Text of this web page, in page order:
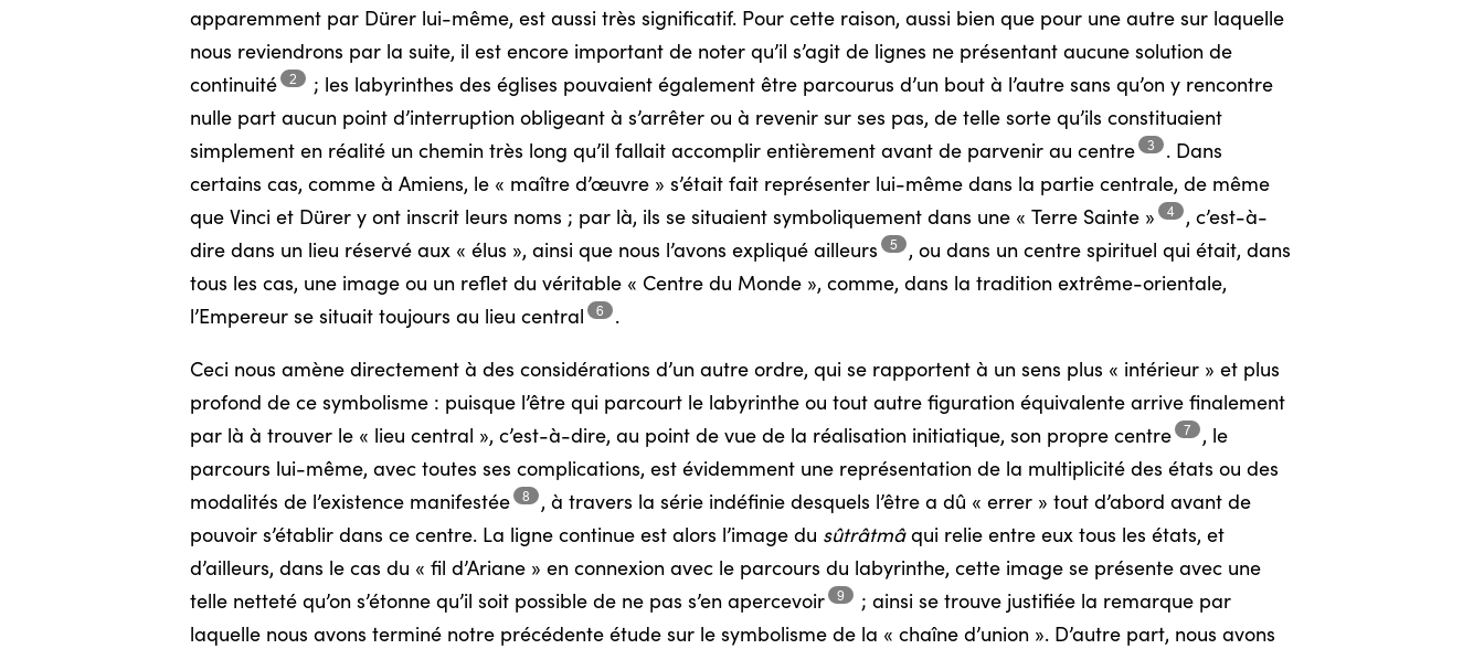
apparemment par Dürer lui-même, est aussi très significatif. Pour cette raison, aussi bien que pour une autre sur laquelle
nous reviendrons par la suite, il est encore important de noter qu’il s’agit de lignes ne présentant aucune solution de
continuité
2 ; les labyrinthes des églises pouvaient également être parcourus d’un bout à l’autre sans qu’on y rencontre
nulle part aucun point d’interruption obligeant à s’arrêter ou à revenir sur ses pas, de telle sorte qu’ils constituaient
simplement en réalité un chemin très long qu’il fallait accomplir entièrement avant de parvenir au centre 3 .Dans
certains cas, comme à Amiens, le « maître d’œuvre » s’était fait représenter lui-même dans la partie centrale, de même
que Vinci et Dürer y ont inscrit leurs noms ; par là, ils se situaient symboliquement dans une « Terre Sainte » 4 , c’est-à-
dire dans un lieu réservé aux « élus », ainsi que nous l’avons expliqué ailleurs 5 , ou dans un centre spirituel qui était, dans
tous les cas, une image ou un reflet du véritable « Centre du Monde », comme, dans la tradition extrême-orientale,
l’Empereur se situait toujours au lieu central 6 .
Ceci nous amène directement à des considérations d’un autre ordre, qui se rapportent à un sens plus « intérieur » et plus
profond de ce symbolisme : puisque l’être qui parcourt le labyrinthe ou tout autre figuration équivalente arrive finalement
par là à trouver le « lieu central », c’est-à-dire, au point de vue de la réalisation initiatique, son propre centre 7 , le
parcours lui-même, avec toutes ses complications, est évidemment une représentation de la multiplicité des états ou des
modalités de l’existence manifestée 8 , à travers la série indéfinie desquels l’être a dû « errer » tout d’abord avant de
pouvoir s’établir dans ce centre. La ligne continue est alors l’image du sûtrâtmâqui relie entre eux tous les états, et
d’ailleurs, dans le cas du « fil d’Ariane » en connexion avec le parcours du labyrinthe, cette image se présente avec une
telle netteté qu’on s’étonne qu’il soit possible de ne pas s’en apercevoir 9 ; ainsi se trouve justifiée la remarque par
laquelle nous avons terminé notre précédente étude sur le symbolisme de la « chaîne d’union ». D’autre part, nous avons